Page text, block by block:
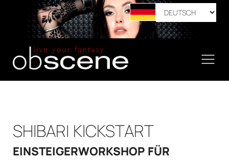
SHIBARI KICKSTART
EINSTEIGERWORKSHOP FÜR